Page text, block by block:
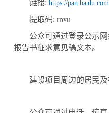
链接:https://
提取码: rnvu
公众可通过登录公示
报告书征求意见稿文本。
建设项目周边的居民